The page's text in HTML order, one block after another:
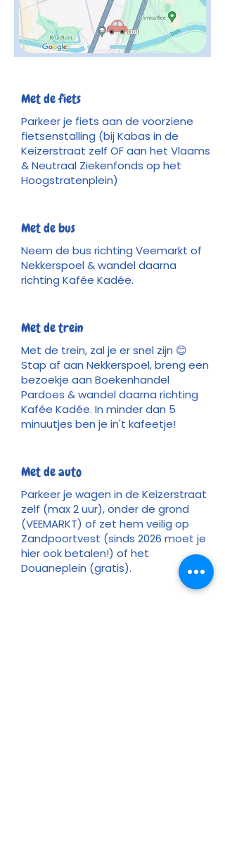
Met de fiets
Parkeer je fiets aan de voorziene
fietsenstalling (bij Kabas in de
Keizerstraat zelf OF aan het Vlaams
& Neutraal Ziekenfonds op het
Hoogstratenplein)
Met de bus
Neem de bus richting Veemarkt of
Nekkerspoel & wandel daarna
richting Kafée Kadée.
Met de trein
Met de trein, zal je er snel zijn 😊
Stap af aan Nekkerspoel, breng een
bezoekje aan Boekenhandel
Pardoes & wandel daarna richting
Kafée Kadée. In minder dan 5
minuutjes ben je in't kafeetje!
Met de auto
Parkeer je wagen in de Keizerstraat
zelf (max 2 uur), onder de grond
(VEEMARKT) of zet hem veilig op
Zandpoortvest (sinds 2026 moet je
hier ook betalen!) of het
Douaneplein (gratis).